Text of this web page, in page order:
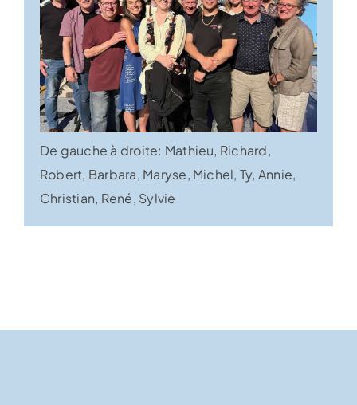
De gauche à droite: Mathieu, Richard,
Robert, Barbara, Maryse, Michel, Ty, Annie,
Christian, René, Sylvie